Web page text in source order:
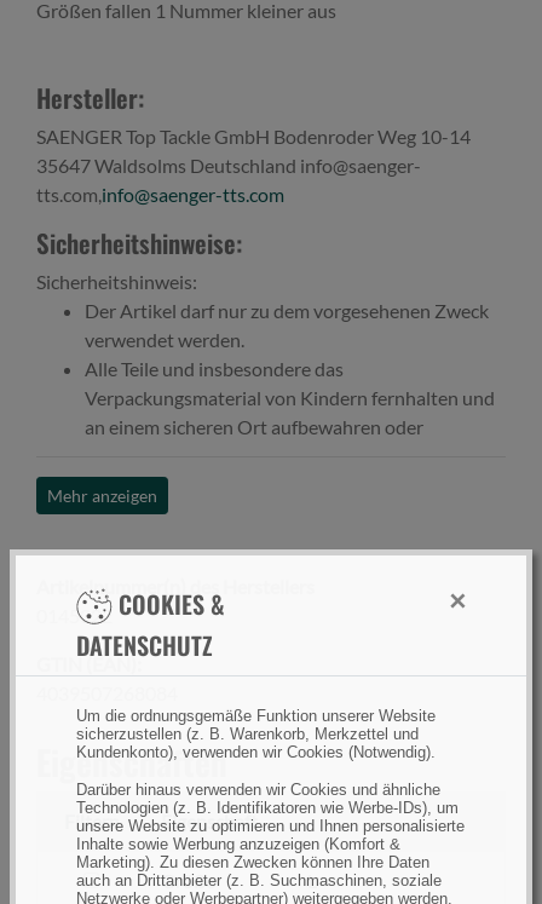
COOKIES &
DATENSCHUTZ
×
Um die ordnungsgemäße Funktion unserer Website
sicherzustellen (z. B. Warenkorb, Merkzettel und
Kundenkonto), verwenden wir Cookies (Notwendig).
Darüber hinaus verwenden wir Cookies und ähnliche
Technologien (z. B. Identifikatoren wie Werbe-IDs), um
unsere Website zu optimieren und Ihnen personalisierte
Inhalte sowie Werbung anzuzeigen (Komfort &
Marketing). Zu diesen Zwecken können Ihre Daten
auch an Drittanbieter (z. B. Suchmaschinen, soziale
Netzwerke oder Werbepartner) weitergegeben werden.
Größen fallen 1 Nummer kleiner aus
Hersteller:
SAENGER Top Tackle GmbH Bodenroder Weg 10-14
35647 Waldsolms Deutschland info@saenger-
tts.com, info@saenger-tts.com
Sicherheitshinweise:
Sicherheitshinweis:
Der Artikel darf nur zu dem vorgesehenen Zweck
verwendet werden.
Alle Teile und insbesondere das
Verpackungsmaterial von Kindern fernhalten und
an einem sicheren Ort aufbewahren oder
Dieser Artikel ist kein Spielzeug, von Kindern und
Haustieren fernhalten.
Mehr anzeigen
Artikelnummer(n) des Herstellers
0145022
GTIN (EAN):
Eigenschaften
Filtern Eigenschaft
filtern
Größe L